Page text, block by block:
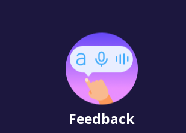
Feedback